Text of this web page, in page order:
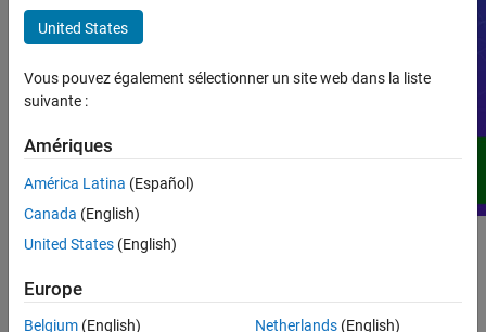
Fonctionnalité
Application
Développez votre compréhension de
grâce à des démonstrations, des
Contenu principal
United States
Vous pouvez également sélectionner un site web dans la liste
suivante :
Amériques
América Latina (Español)
Canada (English)
United States (English)
Europe
Belgium (English)
Netherlands(English)